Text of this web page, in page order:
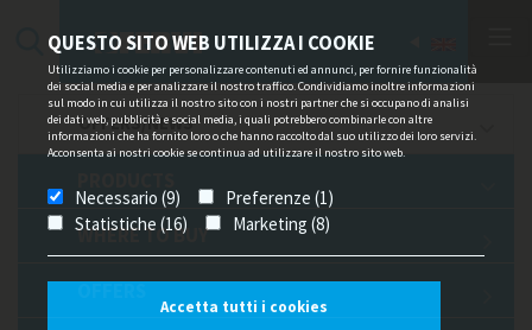
QUESTO SITO WEB UTILIZZA I COOKIE
Utilizziamo i cookie per personalizzare contenuti ed annunci, per fornire funzionalità
dei social media e per analizzare il nostro traffico. Condividiamo inoltre informazioni
sul modo in cui utilizza il nostro sito con i nostri partner che si occupano di analisi
dei dati web, pubblicità e social media, i quali potrebbero combinarle con altre
informazioni che ha fornito loro o che hanno raccolto dal suo utilizzo dei loro servizi.
Acconsenta ai nostri cookie se continua ad utilizzare il nostro sito web.
Necessario (9)
Preferenze (1)
Statistiche (16)
Marketing (8)
Accetta tutti i cookies
OFFERS/NEWS
WHERE TO BUY
OFFERS